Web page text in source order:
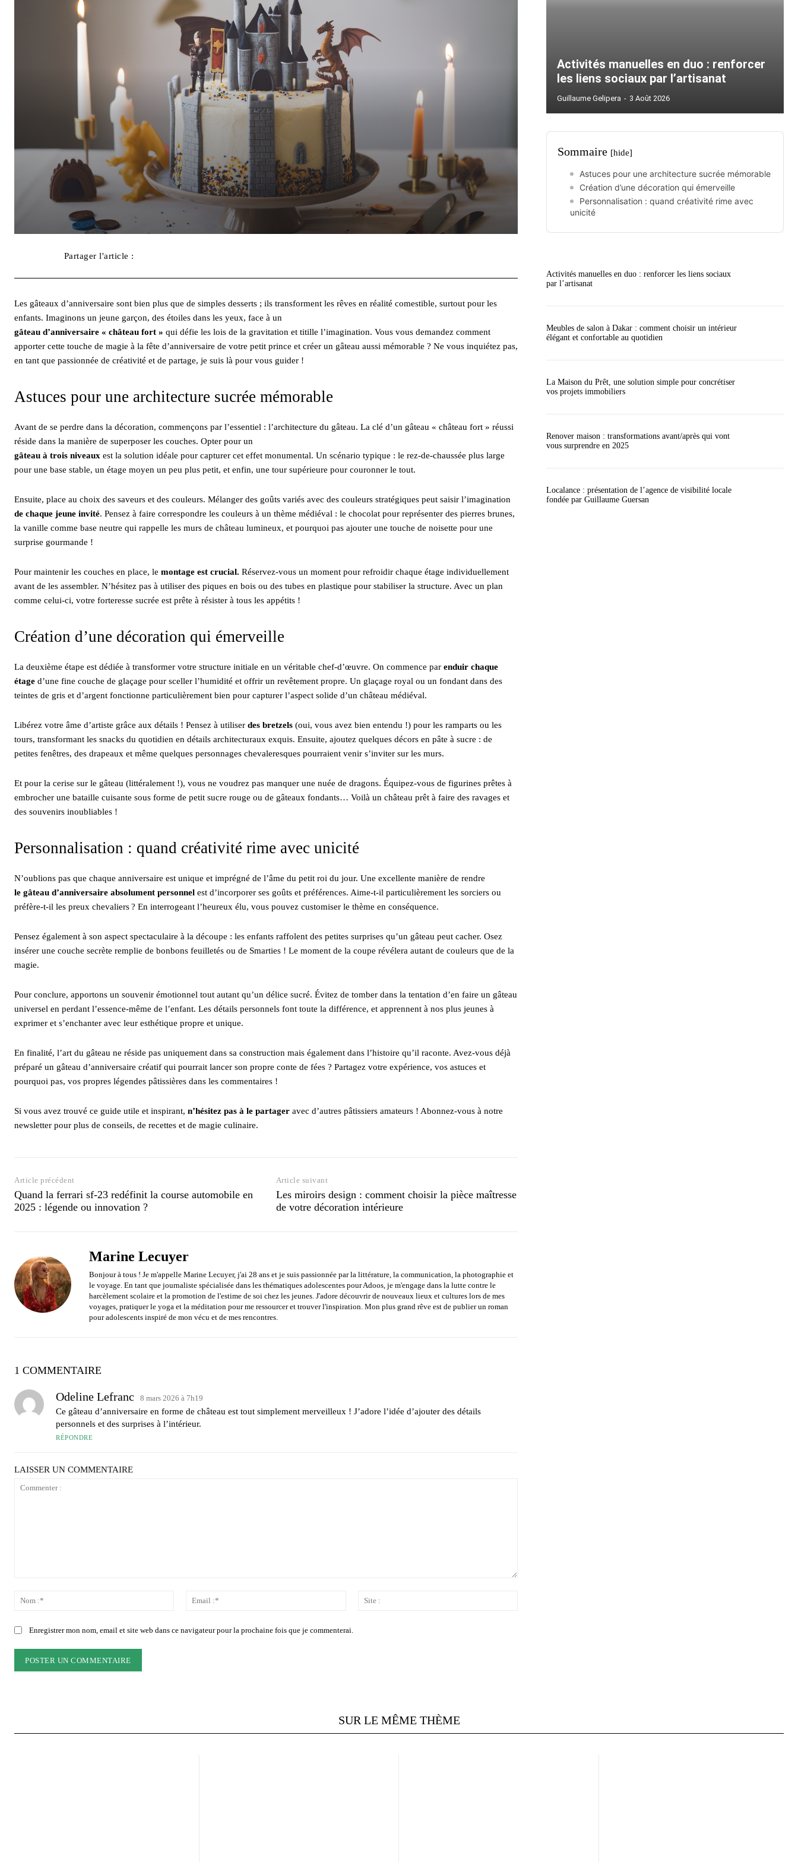
Partager l'article :
Les gâteaux d’anniversaire sont bien plus que de simples desserts ; ils transforment les rêves en réalité comestible, surtout pour les
enfants. Imaginons un jeune garçon, des étoiles dans les yeux, face à un
gâteau d’anniversaire « château fort » qui défie les lois de la gravitation et titille l’imagination. Vous vous demandez comment
apporter cette touche de magie à la fête d’anniversaire de votre petit prince et créer un gâteau aussi mémorable ? Ne vous inquiétez pas,
en tant que passionnée de créativité et de partage, je suis là pour vous guider !
Astuces pour une architecture sucrée mémorable
Avant de se perdre dans la décoration, commençons par l’essentiel : l’architecture du gâteau. La clé d’un gâteau « château fort » réussi
réside dans la manière de superposer les couches. Opter pour un
gâteau à trois niveaux est la solution idéale pour capturer cet effet monumental. Un scénario typique : le rez-de-chaussée plus large
pour une base stable, un étage moyen un peu plus petit, et enfin, une tour supérieure pour couronner le tout.
Ensuite, place au choix des saveurs et des couleurs. Mélanger des goûts variés avec des couleurs stratégiques peut saisir l’imagination
de chaque jeune invité. Pensez à faire correspondre les couleurs à un thème médiéval : le chocolat pour représenter des pierres brunes,
la vanille comme base neutre qui rappelle les murs de château lumineux, et pourquoi pas ajouter une touche de noisette pour une
surprise gourmande !
Pour maintenir les couches en place, le montage est crucial. Réservez-vous un moment pour refroidir chaque étage individuellement
avant de les assembler. N’hésitez pas à utiliser des piques en bois ou des tubes en plastique pour stabiliser la structure. Avec un plan
comme celui-ci, votre forteresse sucrée est prête à résister à tous les appétits !
Création d’une décoration qui émerveille
La deuxième étape est dédiée à transformer votre structure initiale en un véritable chef-d’œuvre. On commence par enduir chaque
étage d’une fine couche de glaçage pour sceller l’humidité et offrir un revêtement propre. Un glaçage royal ou un fondant dans des
teintes de gris et d’argent fonctionne particulièrement bien pour capturer l’aspect solide d’un château médiéval.
Libérez votre âme d’artiste grâce aux détails ! Pensez à utiliser des bretzels (oui, vous avez bien entendu !) pour les ramparts ou les
tours, transformant les snacks du quotidien en détails architecturaux exquis. Ensuite, ajoutez quelques décors en pâte à sucre : de
petites fenêtres, des drapeaux et même quelques personnages chevaleresques pourraient venir s’inviter sur les murs.
Et pour la cerise sur le gâteau (littéralement !), vous ne voudrez pas manquer une nuée de dragons. Équipez-vous de figurines prêtes à
embrocher une bataille cuisante sous forme de petit sucre rouge ou de gâteaux fondants… Voilà un château prêt à faire des ravages et
des souvenirs inoubliables !
Personnalisation : quand créativité rime avec unicité
N’oublions pas que chaque anniversaire est unique et imprégné de l’âme du petit roi du jour. Une excellente manière de rendre
le gâteau d’anniversaire absolument personnel est d’incorporer ses goûts et préférences. Aime-t-il particulièrement les sorciers ou
préfère-t-il les preux chevaliers ? En interrogeant l’heureux élu, vous pouvez customiser le thème en conséquence.
Pensez également à son aspect spectaculaire à la découpe : les enfants raffolent des petites surprises qu’un gâteau peut cacher. Osez
insérer une couche secrète remplie de bonbons feuilletés ou de Smarties ! Le moment de la coupe révélera autant de couleurs que de la
magie.
Pour conclure, apportons un souvenir émotionnel tout autant qu’un délice sucré. Évitez de tomber dans la tentation d’en faire un gâteau
universel en perdant l’essence-même de l’enfant. Les détails personnels font toute la différence, et apprennent à nos plus jeunes à
exprimer et s’enchanter avec leur esthétique propre et unique.
En finalité, l’art du gâteau ne réside pas uniquement dans sa construction mais également dans l’histoire qu’il raconte. Avez-vous déjà
préparé un gâteau d’anniversaire créatif qui pourrait lancer son propre conte de fées ? Partagez votre expérience, vos astuces et
pourquoi pas, vos propres légendes pâtissières dans les commentaires !
Si vous avez trouvé ce guide utile et inspirant, n’hésitez pas à le partager avec d’autres pâtissiers amateurs ! Abonnez-vous à notre
newsletter pour plus de conseils, de recettes et de magie culinaire.
Article précédent
Quand la ferrari sf-23 redéfinit la course automobile en
2025 : légende ou innovation ?
Article suivant
Les miroirs design : comment choisir la pièce maîtresse
de votre décoration intérieure
Marine Lecuyer
Bonjour à tous ! Je m'appelle Marine Lecuyer, j'ai 28 ans et je suis passionnée par la littérature, la communication, la photographie et
le voyage. En tant que journaliste spécialisée dans les thématiques adolescentes pour Adoos, je m'engage dans la lutte contre le
harcèlement scolaire et la promotion de l'estime de soi chez les jeunes. J'adore découvrir de nouveaux lieux et cultures lors de mes
voyages, pratiquer le yoga et la méditation pour me ressourcer et trouver l'inspiration. Mon plus grand rêve est de publier un roman
pour adolescents inspiré de mon vécu et de mes rencontres.
1 COMMENTAIRE
Odeline Lefranc 8 mars 2026 à 7h19
Ce gâteau d’anniversaire en forme de château est tout simplement merveilleux ! J’adore l’idée d’ajouter des détails
personnels et des surprises à l’intérieur.
RÉPONDRE
LAISSER UN COMMENTAIRE
Email
Enregistrer mon nom, email et site web dans ce navigateur pour la prochaine fois que je commenterai.
Activités manuelles en duo : renforcer
les liens sociaux par l’artisanat
Guillaume Gelipera - 3 Août 2026
Sommaire [hide]
Astuces pour une architecture sucrée mémorable
Création d’une décoration qui émerveille
Personnalisation : quand créativité rime avec
unicité
Activités manuelles en duo : renforcer les liens sociaux
par l’artisanat
Meubles de salon à Dakar : comment choisir un intérieur
élégant et confortable au quotidien
La Maison du Prêt, une solution simple pour concrétiser
vos projets immobiliers
Renover maison : transformations avant/après qui vont
vous surprendre en 2025
Localance : présentation de l’agence de visibilité locale
fondée par Guillaume Guersan
SUR LE MÊME THÈME